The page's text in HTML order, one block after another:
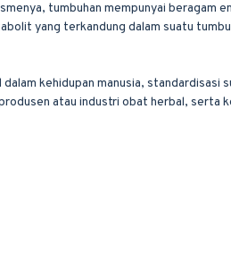
tumbuhan mempunyai beragam
yang terkandung dalam suatu
kehidupan manusia,
atau industri obat herbal,